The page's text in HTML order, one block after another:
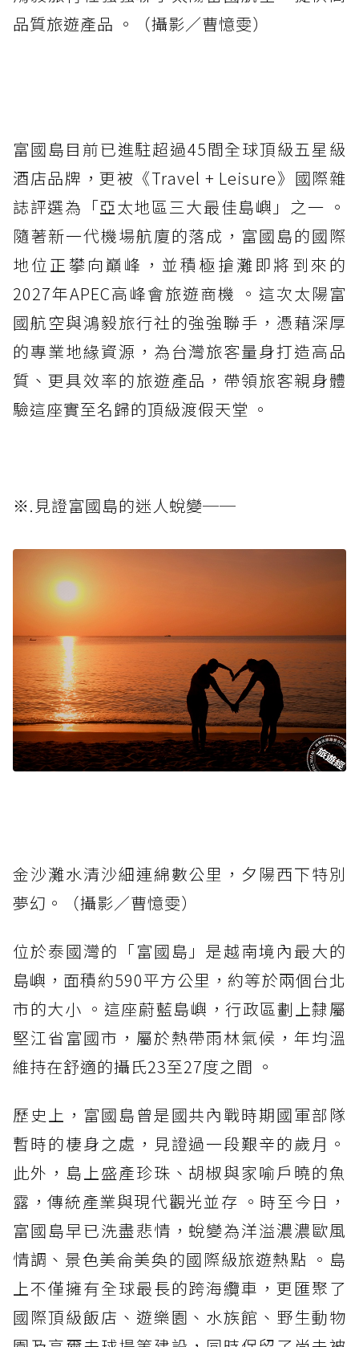
品質旅遊產品 。（攝影／曹憶雯）
富國島目前已進駐超過45間全球頂級五星級
酒店品牌，更被《Travel + Leisure》國際雜
誌評選為「亞太地區三大最佳島嶼」之一 。
隨著新一代機場航廈的落成，富國島的國際
地位正攀向巔峰，並積極搶灘即將到來的
2027年APEC高峰會旅遊商機 。這次太陽富
國航空與鴻毅旅行社的強強聯手，憑藉深厚
的專業地緣資源，為台灣旅客量身打造高品
質、更具效率的旅遊產品，帶領旅客親身體
驗這座實至名歸的頂級渡假天堂 。
※.見證富國島的迷人蛻變──
金沙灘水清沙細連綿數公里，夕陽西下特別
夢幻。（攝影／曹憶雯）
位於泰國灣的「富國島」是越南境內最大的
島嶼，面積約590平方公里，約等於兩個台北
市的大小 。這座蔚藍島嶼，行政區劃上隸屬
堅江省富國市，屬於熱帶雨林氣候，年均溫
維持在舒適的攝氏23至27度之間 。
歷史上，富國島曾是國共內戰時期國軍部隊
暫時的棲身之處，見證過一段艱辛的歲月。
此外，島上盛產珍珠、胡椒與家喻戶曉的魚
露，傳統產業與現代觀光並存 。時至今日，
富國島早已洗盡悲情，蛻變為洋溢濃濃歐風
情調、景色美侖美奐的國際級旅遊熱點 。島
上不僅擁有全球最長的跨海纜車，更匯聚了
國際頂級飯店、遊樂園、水族館、野生動物